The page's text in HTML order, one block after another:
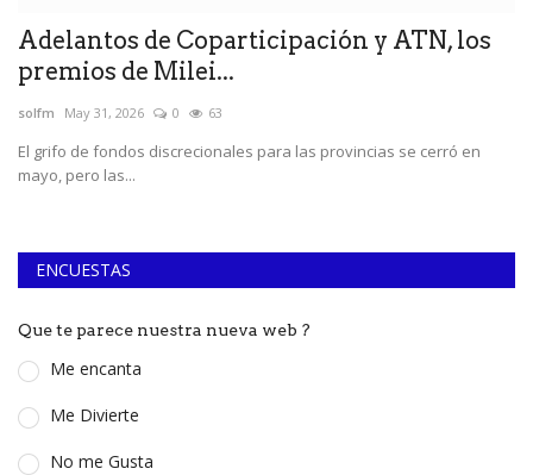
Adelantos de Coparticipación y ATN, los
premios de Milei...
solfm May 31, 2026 0 63
El grifo de fondos discrecionales para las provincias se cerró en
mayo, pero las...
ENCUESTAS
Que te parece nuestra nueva web ?
Me encanta
Me Divierte
No me Gusta